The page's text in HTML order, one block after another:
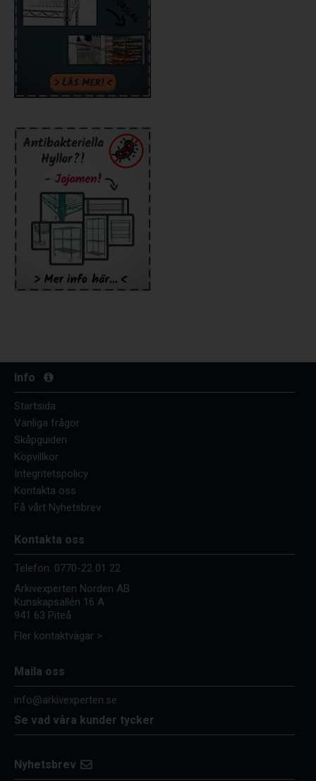
Info
Startsida
Vanliga frågor
Skåpguiden
Köpvillkor
Integritetspolicy
Kontakta oss
Få vårt Nyhetsbrev
Kontakta oss
Telefon: 0770-22 01 22
Arkivexperten Norden AB
Kunskapsallén 16 A
941 63 Piteå
Fler kontaktvägar >
Maila oss
info@arkivexperten.se
Se vad våra kunder tycker
Nyhetsbrev